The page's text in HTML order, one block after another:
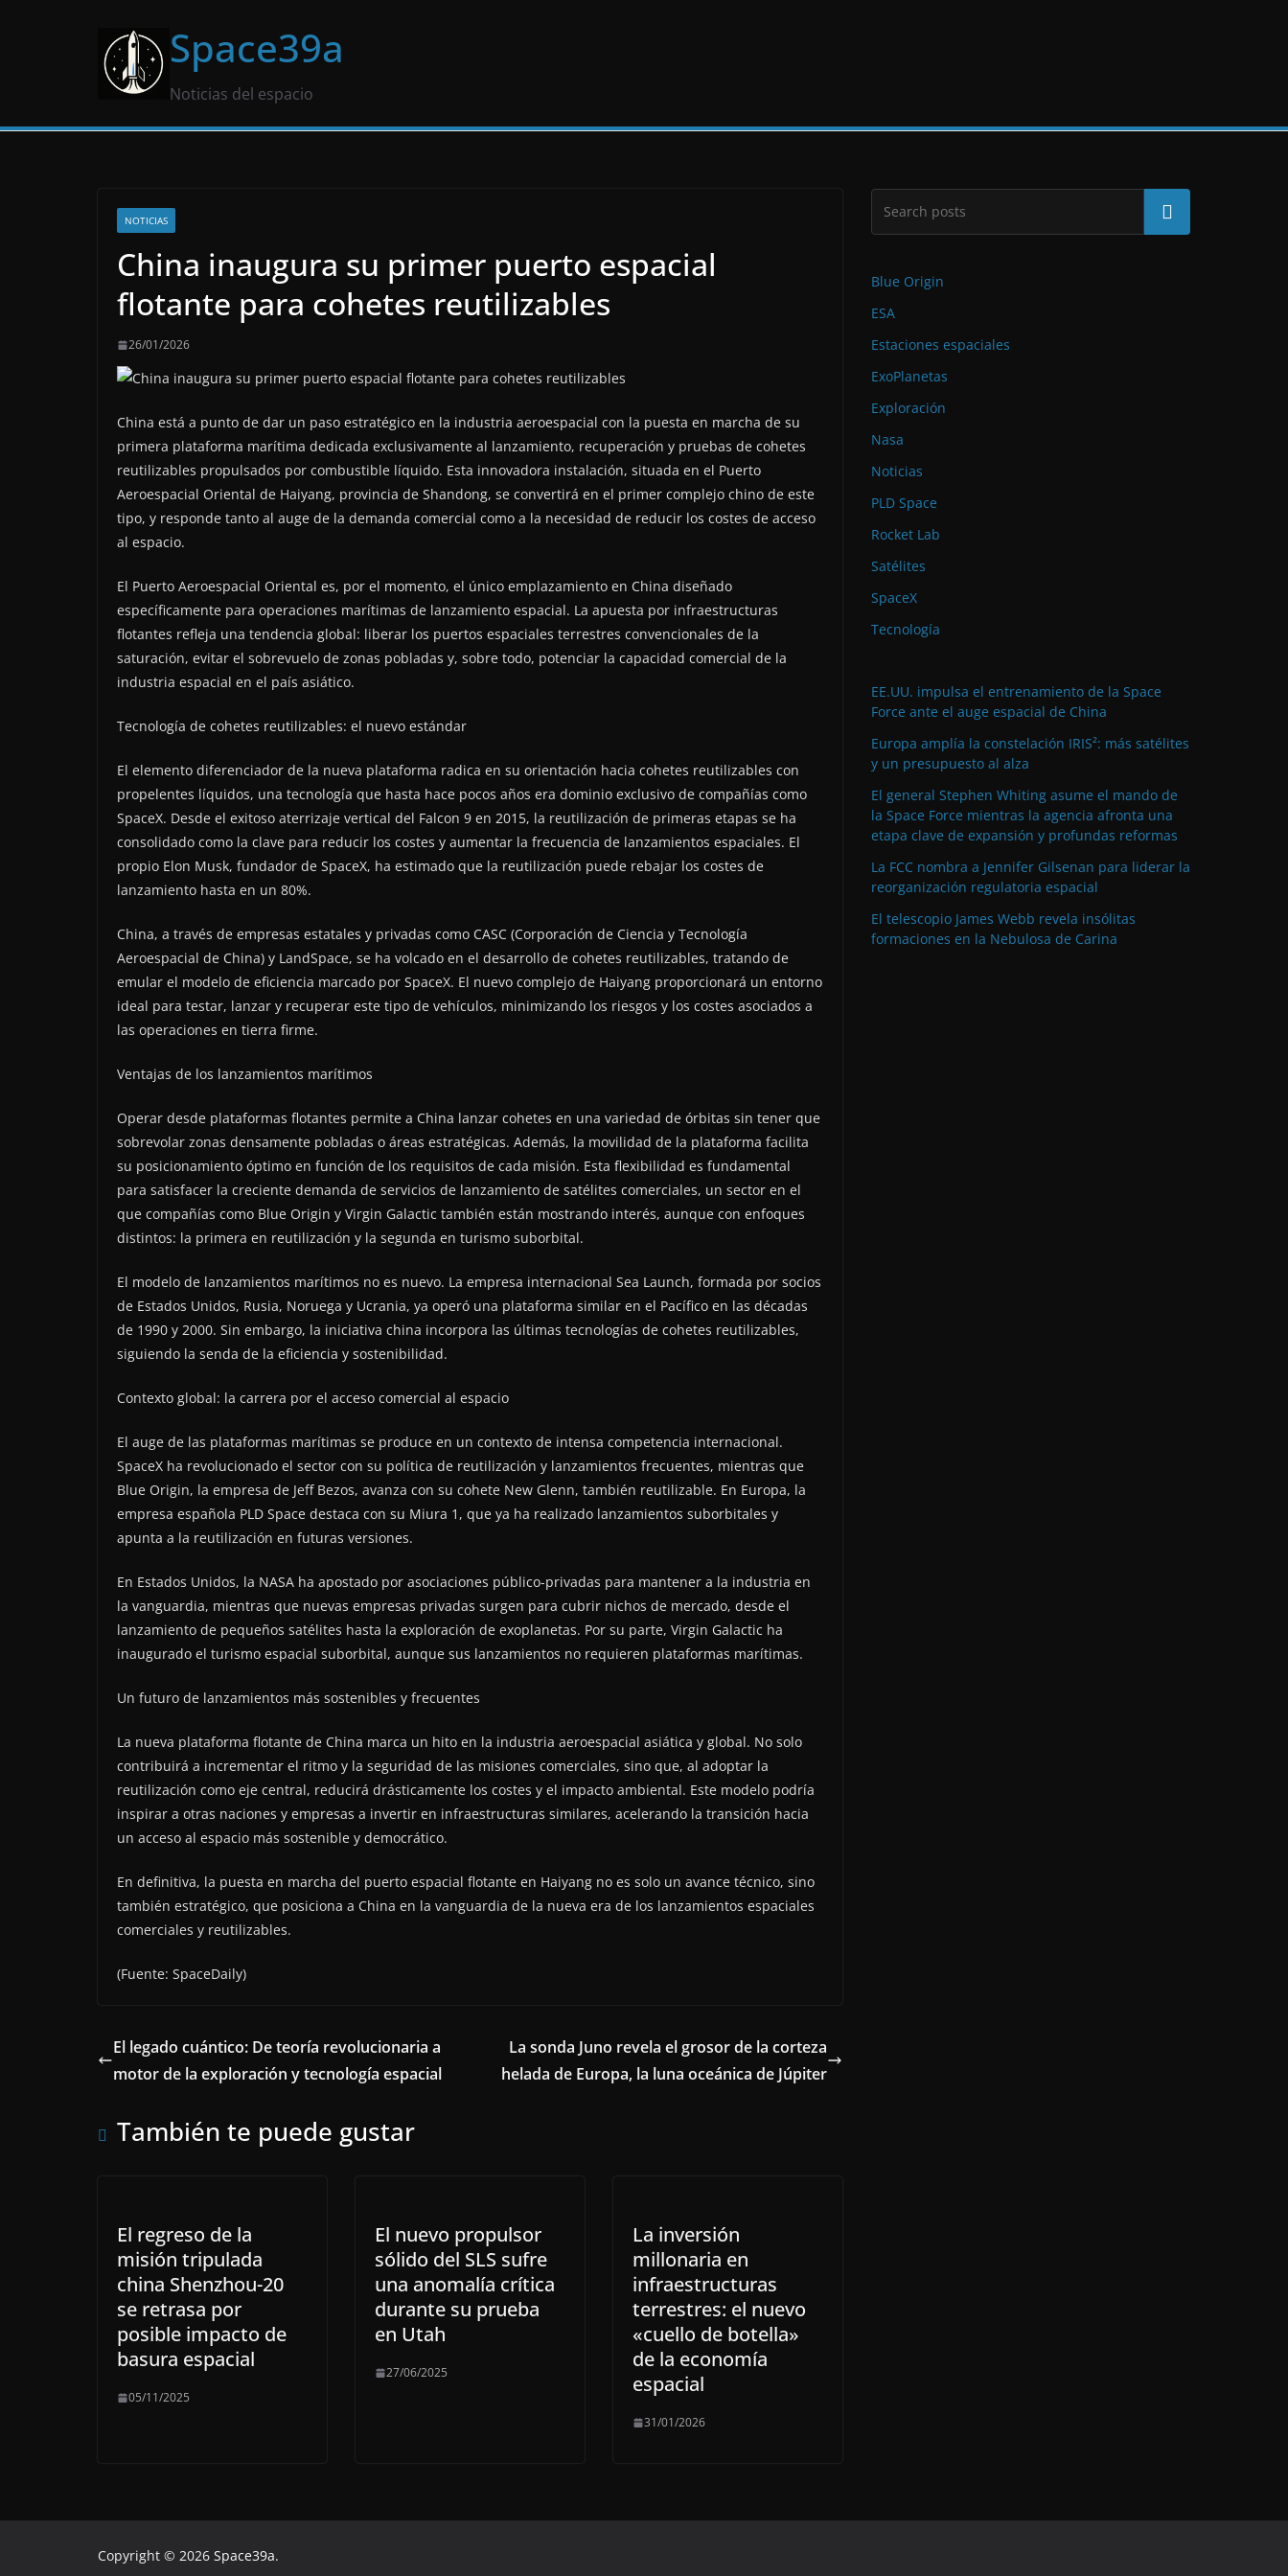
Space39a
Noticias del espacio
NOTICIAS
China inaugura su primer puerto espacial
flotante para cohetes reutilizables
26/01/2026
China está a punto de dar un paso estratégico en la industria aeroespacial con la puesta en marcha de su
primera plataforma marítima dedicada exclusivamente al lanzamiento, recuperación y pruebas de cohetes
reutilizables propulsados por combustible líquido. Esta innovadora instalación, situada en el Puerto
Aeroespacial Oriental de Haiyang, provincia de Shandong, se convertirá en el primer complejo chino de este
tipo, y responde tanto al auge de la demanda comercial como a la necesidad de reducir los costes de acceso
al espacio.
El Puerto Aeroespacial Oriental es, por el momento, el único emplazamiento en China diseñado
específicamente para operaciones marítimas de lanzamiento espacial. La apuesta por infraestructuras
flotantes refleja una tendencia global: liberar los puertos espaciales terrestres convencionales de la
saturación, evitar el sobrevuelo de zonas pobladas y, sobre todo, potenciar la capacidad comercial de la
industria espacial en el país asiático.
Tecnología de cohetes reutilizables: el nuevo estándar
El elemento diferenciador de la nueva plataforma radica en su orientación hacia cohetes reutilizables con
propelentes líquidos, una tecnología que hasta hace pocos años era dominio exclusivo de compañías como
SpaceX. Desde el exitoso aterrizaje vertical del Falcon 9 en 2015, la reutilización de primeras etapas se ha
consolidado como la clave para reducir los costes y aumentar la frecuencia de lanzamientos espaciales. El
propio Elon Musk, fundador de SpaceX, ha estimado que la reutilización puede rebajar los costes de
lanzamiento hasta en un 80%.
China, a través de empresas estatales y privadas como CASC (Corporación de Ciencia y Tecnología
Aeroespacial de China) y LandSpace, se ha volcado en el desarrollo de cohetes reutilizables, tratando de
emular el modelo de eficiencia marcado por SpaceX. El nuevo complejo de Haiyang proporcionará un entorno
ideal para testar, lanzar y recuperar este tipo de vehículos, minimizando los riesgos y los costes asociados a
las operaciones en tierra firme.
Ventajas de los lanzamientos marítimos
Operar desde plataformas flotantes permite a China lanzar cohetes en una variedad de órbitas sin tener que
sobrevolar zonas densamente pobladas o áreas estratégicas. Además, la movilidad de la plataforma facilita
su posicionamiento óptimo en función de los requisitos de cada misión. Esta flexibilidad es fundamental
para satisfacer la creciente demanda de servicios de lanzamiento de satélites comerciales, un sector en el
que compañías como Blue Origin y Virgin Galactic también están mostrando interés, aunque con enfoques
distintos: la primera en reutilización y la segunda en turismo suborbital.
El modelo de lanzamientos marítimos no es nuevo. La empresa internacional Sea Launch, formada por socios
de Estados Unidos, Rusia, Noruega y Ucrania, ya operó una plataforma similar en el Pacífico en las décadas
de 1990 y 2000. Sin embargo, la iniciativa china incorpora las últimas tecnologías de cohetes reutilizables,
siguiendo la senda de la eficiencia y sostenibilidad.
Contexto global: la carrera por el acceso comercial al espacio
El auge de las plataformas marítimas se produce en un contexto de intensa competencia internacional.
SpaceX ha revolucionado el sector con su política de reutilización y lanzamientos frecuentes, mientras que
Blue Origin, la empresa de Jeff Bezos, avanza con su cohete New Glenn, también reutilizable. En Europa, la
empresa española PLD Space destaca con su Miura 1, que ya ha realizado lanzamientos suborbitales y
apunta a la reutilización en futuras versiones.
En Estados Unidos, la NASA ha apostado por asociaciones público-privadas para mantener a la industria en
la vanguardia, mientras que nuevas empresas privadas surgen para cubrir nichos de mercado, desde el
lanzamiento de pequeños satélites hasta la exploración de exoplanetas. Por su parte, Virgin Galactic ha
inaugurado el turismo espacial suborbital, aunque sus lanzamientos no requieren plataformas marítimas.
Un futuro de lanzamientos más sostenibles y frecuentes
La nueva plataforma flotante de China marca un hito en la industria aeroespacial asiática y global. No solo
contribuirá a incrementar el ritmo y la seguridad de las misiones comerciales, sino que, al adoptar la
reutilización como eje central, reducirá drásticamente los costes y el impacto ambiental. Este modelo podría
inspirar a otras naciones y empresas a invertir en infraestructuras similares, acelerando la transición hacia
un acceso al espacio más sostenible y democrático.
En definitiva, la puesta en marcha del puerto espacial flotante en Haiyang no es solo un avance técnico, sino
también estratégico, que posiciona a China en la vanguardia de la nueva era de los lanzamientos espaciales
comerciales y reutilizables.
(Fuente: SpaceDaily)
El legado cuántico: De teoría revolucionaria a
motor de la exploración y tecnología espacial
La sonda Juno revela el grosor de la corteza
helada de Europa, la luna oceánica de Júpiter
También te puede gustar
El regreso de la
misión tripulada
china Shenzhou-20
se retrasa por
posible impacto de
basura espacial
05/11/2025
El nuevo propulsor
sólido del SLS sufre
una anomalía crítica
durante su prueba
en Utah
27/06/2025
La inversión
millonaria en
infraestructuras
terrestres: el nuevo
«cuello de botella»
de la economía
espacial
31/01/2026
Buscar
Blue Origin
ESA
Estaciones espaciales
ExoPlanetas
Exploración
Nasa
Noticias
PLD Space
Rocket Lab
Satélites
SpaceX
Tecnología
EE.UU. impulsa el entrenamiento de la Space
Force ante el auge espacial de China
Europa amplía la constelación IRIS²: más satélites
y un presupuesto al alza
El general Stephen Whiting asume el mando de
la Space Force mientras la agencia afronta una
etapa clave de expansión y profundas reformas
La FCC nombra a Jennifer Gilsenan para liderar la
reorganización regulatoria espacial
El telescopio James Webb revela insólitas
formaciones en la Nebulosa de Carina
Copyright © 2026 Space39a.